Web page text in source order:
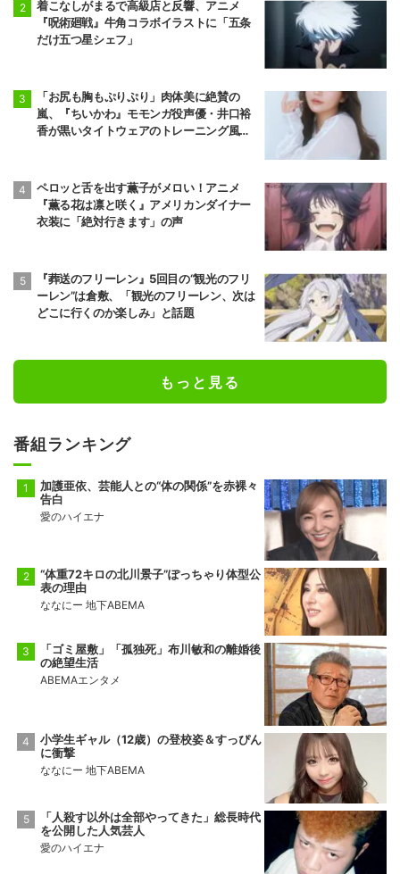
着こなしがまるで高級店と反響、アニメ
『呪術廻戦』牛角コラボイラストに「五条
だけ五つ星シェフ」
「お尻も胸もぷりぷり」肉体美に絶賛の
嵐、『ちいかわ』モモンガ役声優・井口裕
香が黒いタイトウェアのトレーニング風景
ペロッと舌を出す薫子がメロい！アニメ
『薫る花は凛と咲く』アメリカンダイナー
衣装に「絶対行きます」の声
『葬送のフリーレン』5回目の“観光のフリ
ーレン”は倉敷、「観光のフリーレン、次は
どこに行くのか楽しみ」と話題
もっと見る
番組ランキング
加護亜依、芸能人との“体の関係”を赤裸々
告白
愛のハイエナ
“体重72キロの北川景子”ぽっちゃり体型公
表の理由
ななにー 地下ABEMA
「ゴミ屋敷」「孤独死」布川敏和の離婚後
の絶望生活
ABEMAエンタメ
小学生ギャル（12歳）の登校姿＆すっぴん
に衝撃
ななにー 地下ABEMA
「人殺す以外は全部やってきた」総長時代
を公開した人気芸人
愛のハイエナ